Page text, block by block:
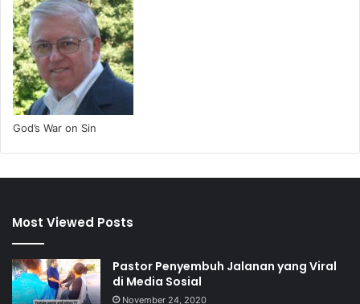
God’s War on Sin
Most Viewed Posts
Pastor Penyembuh Jalanan yang Viral
di Media Sosial
November 24, 2020